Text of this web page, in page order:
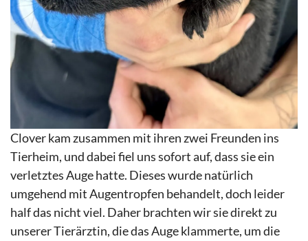
Clover kam zusammen mit ihren zwei Freunden ins
Tierheim, und dabei fiel uns sofort auf, dass sie ein
verletztes Auge hatte. Dieses wurde natürlich
umgehend mit Augentropfen behandelt, doch leider
half das nicht viel. Daher brachten wir sie direkt zu
unserer Tierärztin, die das Auge klammerte, um die